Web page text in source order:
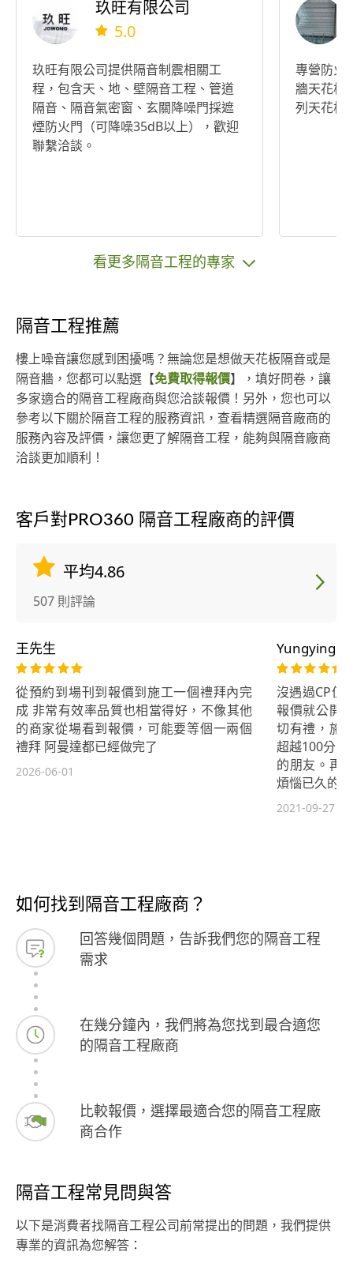
玖旺有限公司
5.0
玖旺有限公司提供隔音制震相關工
程，包含天、地、壁隔音工程、管道
隔音、隔音氣密窗、玄關降噪門採遮
煙防火門（可降噪35dB以上），歡迎
聯繫洽談。
專營防火
牆天花板
列天花板
看更多隔音工程的專家
隔音工程推薦
樓上噪音讓您感到困擾嗎？無論您是想做天花板隔音或是
隔音牆，您都可以點選【免費取得報價】，填好問卷，讓
多家適合的隔音工程廠商與您洽談報價！另外，您也可以
參考以下關於隔音工程的服務資訊，查看精選隔音廠商的
服務內容及評價，讓您更了解隔音工程，能夠與隔音廠商
洽談更加順利！
客戶對PRO360 隔音工程廠商的評價
平均4.86
507 則評論
王先生
從預約到場刊到報價到施工一個禮拜內完
成 非常有效率品質也相當得好，不像其他
的商家從場看到報價，可能要等個一兩個
禮拜 阿曼達都已經做完了
2026-06-01
Yungying
沒遇過CP值
報價就公開
切有禮，施
超越100分的
的朋友。再
煩惱已久的
2021-09-27
如何找到隔音工程廠商？
回答幾個問題，告訴我們您的隔音工程
需求
在幾分鐘內，我們將為您找到最合適您
的隔音工程廠商
比較報價，選擇最適合您的隔音工程廠
商合作
隔音工程常見問與答
以下是消費者找隔音工程公司前常提出的問題，我們提供
專業的資訊為您解答：